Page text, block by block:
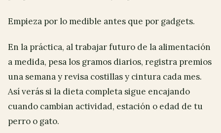
Empieza por lo medible antes que por gadgets.
En la práctica, al trabajar futuro de la alimentación
a medida, pesa los gramos diarios, registra premios
una semana y revisa costillas y cintura cada mes.
Así verás si la dieta completa sigue encajando
cuando cambian actividad, estación o edad de tu
perro o gato.